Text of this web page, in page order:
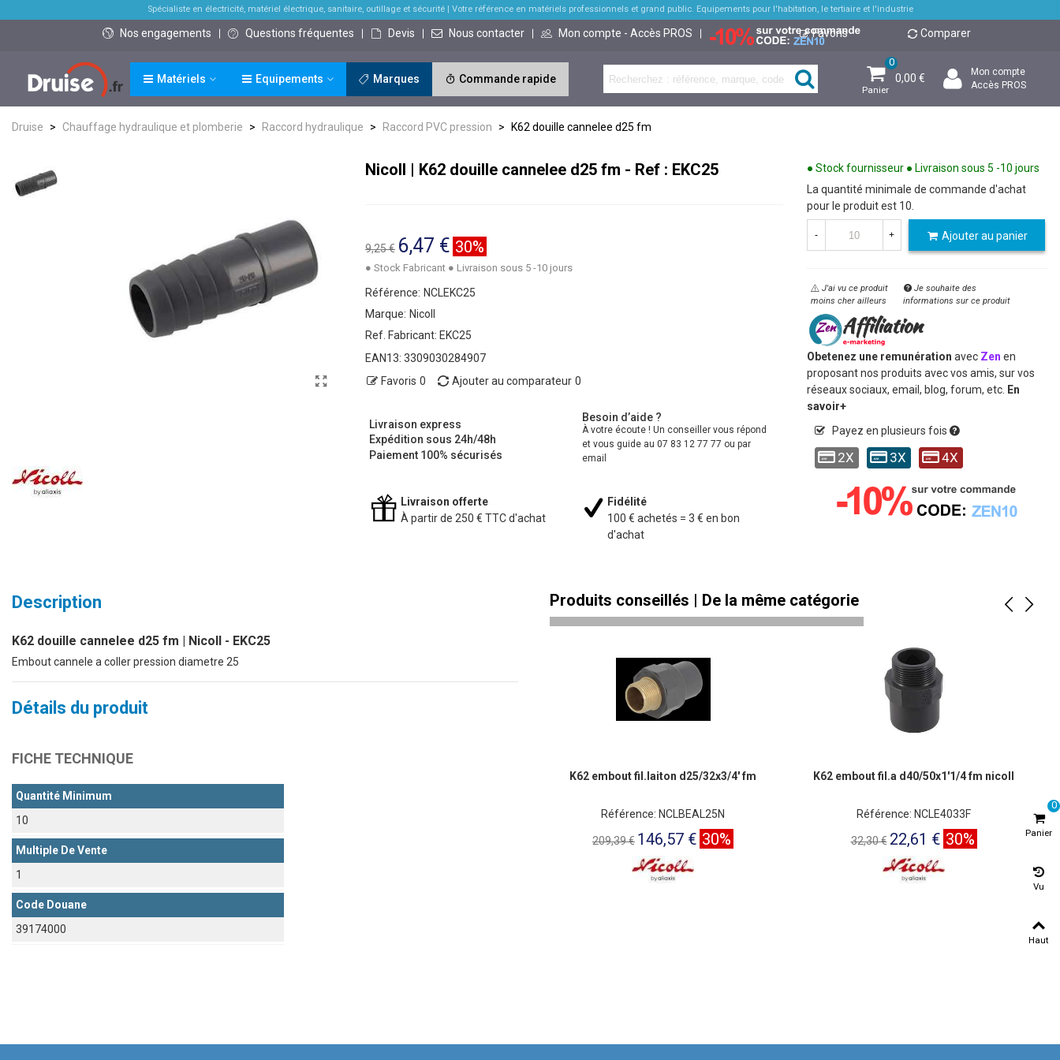
Spécialiste en électricité, matériel électrique, sanitaire, outillage et sécurité| Votre référence en matériels professionnels et grand public. Equipements pour l'habitation, le tertiaire et l'industrie
Nos engagements Questions fréquentes Devis Nous contacter Mon compte - Accès PROS Favoris Comparer
Matériels Equipements Marques Commande rapide
Panier
0
0,00 €
Mon compte
Accès PROS
Druise > Chauffage hydraulique et plomberie > Raccord hydraulique > Raccord PVC pression > K62 douille cannelee d25 fm
Nicoll | K62 douille cannelee d25 fm - Ref : EKC25
9,25 € 6,47 € 30%
● Stock Fabricant ● Livraison sous 5 -10 jours
Référence: NCLEKC25
Marque: Nicoll
Ref. Fabricant: EKC25
EAN13: 3309030284907
Favoris 0 Ajouter au comparateur 0
Livraison express
Expédition sous 24h/48h
Paiement 100% sécurisés
Besoin d’aide ?
À votre écoute ! Un conseiller vous répond
et vous guide au 07 83 12 77 77 ou par
email
Livraison offerte
À partir de 250 € TTC d'achat
Fidélité
100 € achetés = 3 € en bon
d'achat
● Stock fournisseur ● Livraison sous 5 -10 jours
La quantité minimale de commande d'achat
pour le produit est 10.
- + Ajouter au panier
J'ai vu ce produit
moins cher ailleurs
Je souhaite des
informations sur ce produit
Obetenez une remunération avec Zen en
proposant nos produits avec vos amis, sur vos
réseaux sociaux, email, blog, forum, etc. En
savoir+
Payez en plusieurs fois
2X 3X 4X
Description
K62 douille cannelee d25 fm | Nicoll - EKC25
Embout cannele a coller pression diametre 25
Détails du produit
FICHE TECHNIQUE
Quantité Minimum
10
Multiple De Vente
1
Code Douane
39174000
Produits conseillés | De la même catégorie
K62 embout fil.laiton d25/32x3/4' fm
Référence: NCLBEAL25N
209,39 € 146,57 € 30%
K62 embout fil.a d40/50x1'1/4 fm nicoll
Référence: NCLE4033F
32,30 € 22,61 € 30% Panier
0
Vu
Haut